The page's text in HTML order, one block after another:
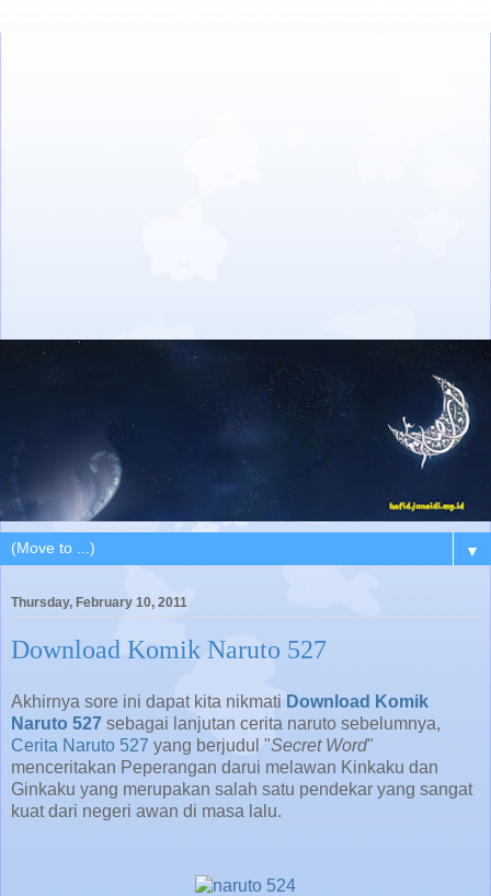
▼
Thursday, February 10, 2011
Download Komik Naruto 527
Akhirnya sore ini dapat kita nikmati Download Komik
Naruto 527 sebagai lanjutan cerita naruto sebelumnya,
Cerita Naruto 527 yang berjudul "Secret Word"
menceritakan Peperangan darui melawan Kinkaku dan
Ginkaku yang merupakan salah satu pendekar yang sangat
kuat dari negeri awan di masa lalu.